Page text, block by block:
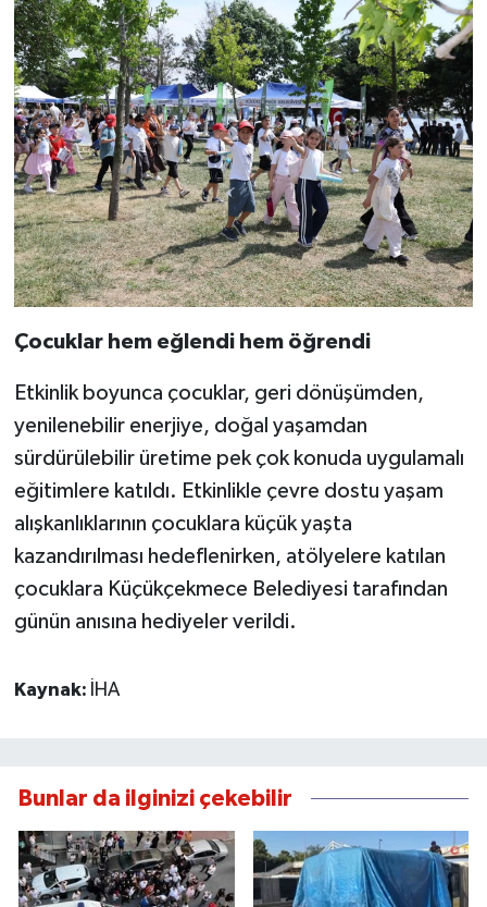
Çocuklar hem eğlendi hem öğrendi
Etkinlik boyunca çocuklar, geri dönüşümden,
yenilenebilir enerjiye, doğal yaşamdan
sürdürülebilir üretime pek çok konuda uygulamalı
eğitimlere katıldı. Etkinlikle çevre dostu yaşam
alışkanlıklarının çocuklara küçük yaşta
kazandırılması hedeflenirken, atölyelere katılan
çocuklara Küçükçekmece Belediyesi tarafından
günün anısına hediyeler verildi.
Kaynak: İHA
Bunlar da ilginizi çekebilir